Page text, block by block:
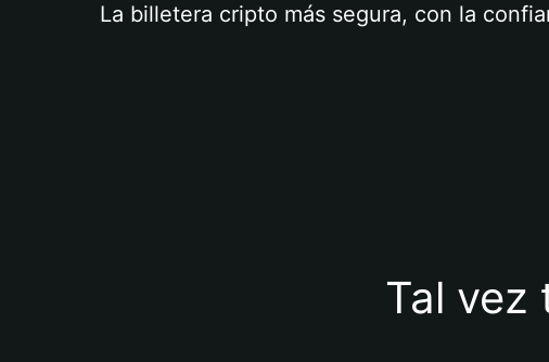
La billetera cripto más segura, con la
Tal vez